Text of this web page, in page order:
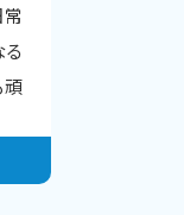
数が数字で見え
感でき、モチベ
す。
頑